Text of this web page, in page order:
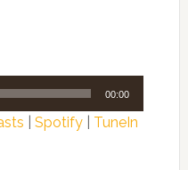
00:00
Spotify| TuneIn